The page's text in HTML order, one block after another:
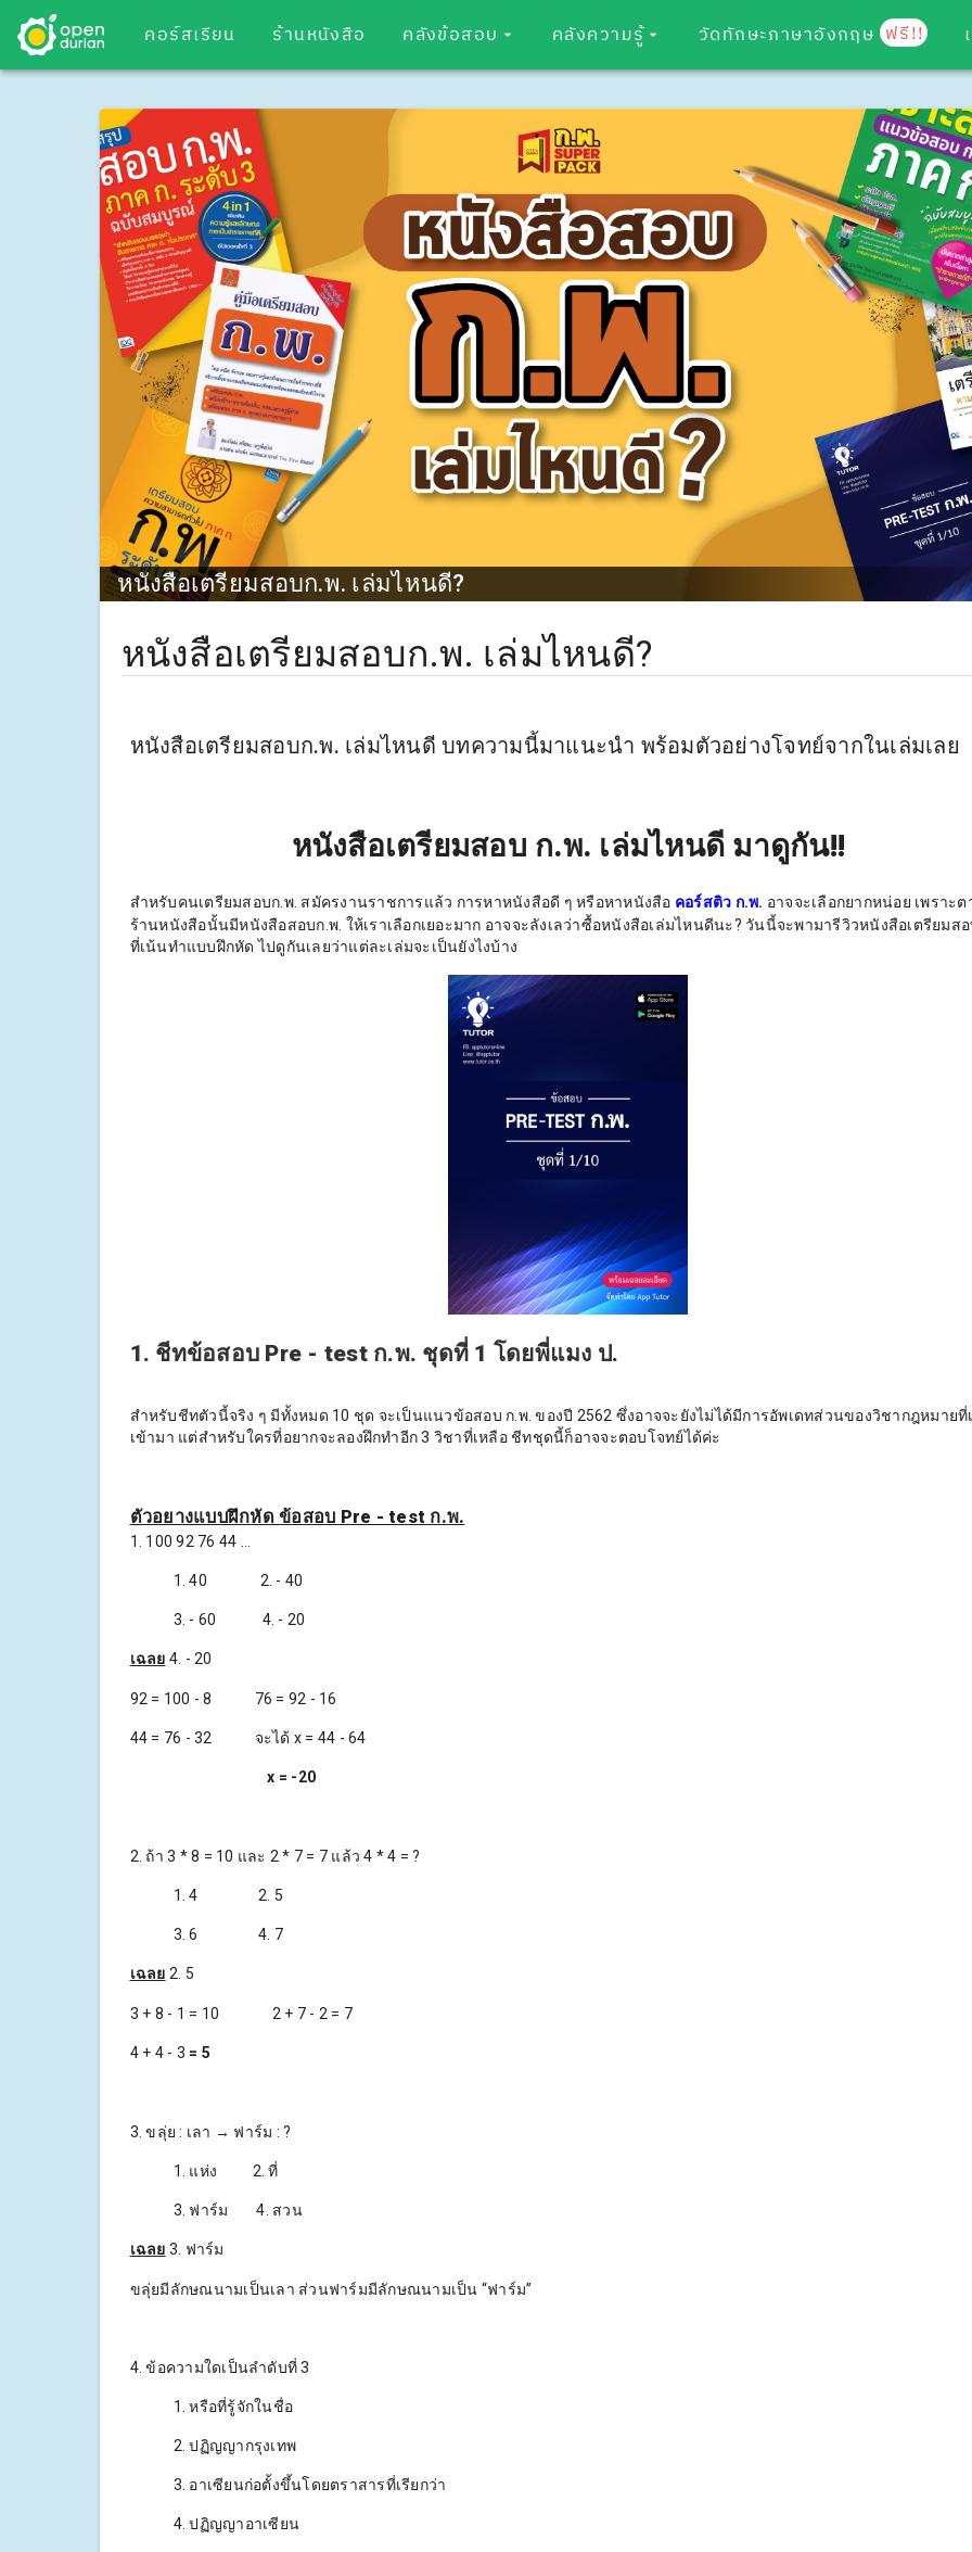
คอร์สเรียน ร้านหนังสือ คลังข้อสอบ คลังความรู้ วัดทักษะภาษาอังกฤษ ฟรี!!
หนังสือเตรียมสอบก.พ. เล่มไหนดี?
หนังสือเตรียมสอบก.พ. เล่มไหนดี?
หนังสือเตรียมสอบก.พ. เล่มไหนดี บทความนี้มาแนะนำ พร้อมตัวอย่างโจทย์จากในเล่มเลย
หนังสือเตรียมสอบ ก.พ. เล่มไหนดี มาดูกัน!!
สำหรับคนเตรียมสอบก.พ. สมัครงานราชการแล้ว การหาหนังสือดี ๆ หรือหาหนังสือ คอร์สติว ก.พ. อาจจะเลือกยากหน่อย เพราะต
ร้านหนังสือนั้นมีหนังสือสอบก.พ. ให้เราเลือกเยอะมาก อาจจะลังเลว่าซื้อหนังสือเล่มไหนดีนะ? วันนี้จะพามารีวิวหนังสือเตรียมส
ที่เน้นทำแบบฝึกหัด ไปดูกันเลยว่าแต่ละเล่มจะเป็นยังไงบ้าง
1. ชีทข้อสอบ Pre - test ก.พ. ชุดที่ 1 โดยพี่แมง ป.
สำหรับชีทตัวนี้จริง ๆ มีทั้งหมด 10 ชุด จะเป็นแนวข้อสอบ ก.พ. ของปี 2562 ซึ่งอาจจะยังไม่ได้มีการอัพเดทส่วนของวิชากฎหมายที่
เข้ามา แต่สำหรับใครที่อยากจะลองฝึกทำอีก 3 วิชาที่เหลือ ชีทชุดนี้ก็อาจจะตอบโจทย์ได้ค่ะ
ตัวอยางแบบฝึกหัด ข้อสอบ Pre - test ก.พ.
1. 100 92 76 44 …
1. 40 2. - 40
3. - 60 4. - 20
เฉลย 4. - 20
92 = 100 - 8 76 = 92 - 16
44 = 76 - 32 จะได้ x = 44 - 64
x = -20
2. ถ้า 3 * 8 = 10 และ 2 * 7 = 7 แล้ว 4 * 4 = ?
1. 4 2. 5
3. 6 4. 7
เฉลย 2. 5
3 + 8 - 1 = 10 2 + 7 - 2 = 7
4 + 4 - 3 = 5
3. ขลุ่ย : เลา → ฟาร์ม : ?
1. แห่ง 2. ที่
3. ฟาร์ม 4. สวน
เฉลย 3. ฟาร์ม
ขลุ่ยมีลักษณนามเป็นเลา ส่วนฟาร์มมีลักษณนามเป็น “ฟาร์ม”
4. ข้อความใดเป็นลำดับที่ 3
1. หรือที่รู้จักในชื่อ
2. ปฏิญญากรุงเทพ
3. อาเซียนก่อตั้งขึ้นโดยตราสารที่เรียกว่า
4. ปฏิญญาอาเซียน